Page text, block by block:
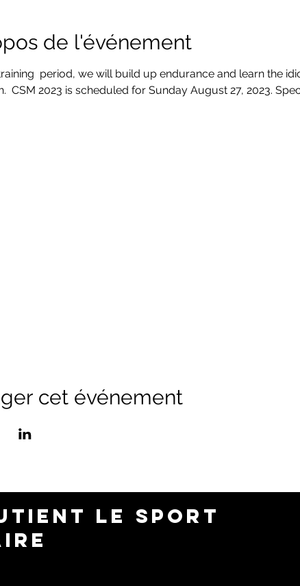
de l'événement
period, we will build up endurance and learn the
CSM 2023 is scheduled for Sunday August 27, 2023.
cet événement
LE SPORT